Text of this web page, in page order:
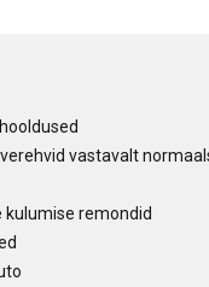
tuvastusega
vastavalt
kulumise remondid